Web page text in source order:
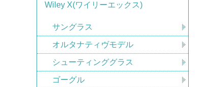
Wiley X(ワイリーエックス)
サングラス
オルタナティヴモデル
シューティンググラス
ゴーグル